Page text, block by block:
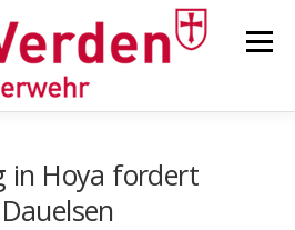
Menü
in Hoya fordert